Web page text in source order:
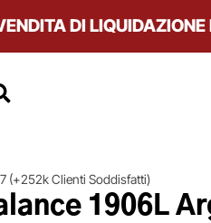
DI LIQUIDAZIONE
(+252k Clienti Soddisfatti)
1906L